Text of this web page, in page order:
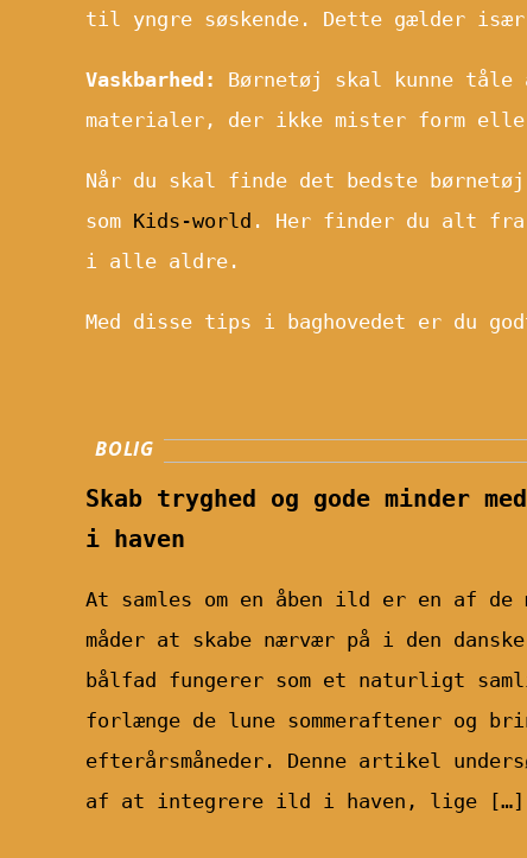
til yngre søskende. Dette gælder
Vaskbarhed:
Børnetøj skal kunne
materialer, der ikke mister form
Når du skal finde det bedste
som Kids-world . Her finder du alt
i alle aldre.
Med disse tips i baghovedet er du
BOLIG
Skab tryghed og gode minder
i haven
At samles om en åben ild er en af de
måder at skabe nærvær på i den
bålfad fungerer som et naturligt
forlænge de lune sommeraftener og
efterårsmåneder. Denne artikel
af at integrere ild i haven, lige […]